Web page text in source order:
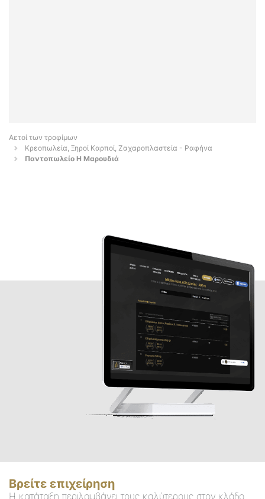
Αετοί των τροφίμων
Κρεοπωλεία, Ξηροί Καρποί, Ζαχαροπλαστεία - Ραφήνα
Παντοπωλείο Η Μαρουδιά
Βρείτε επιχείρηση
Η κατάταξη περιλαμβάνει τους καλύτερους στον κλάδο